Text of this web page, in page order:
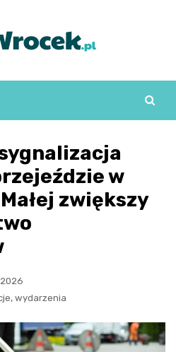
w
zwiększy
, wydarzenia